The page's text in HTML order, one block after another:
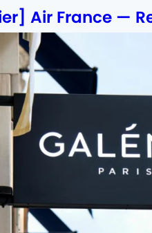
Air France —